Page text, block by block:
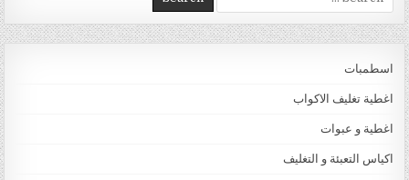
اسطمبات
اغطية تغليف الاكواب
اغطية و عبوات
اكياس التعبئة و التغليف